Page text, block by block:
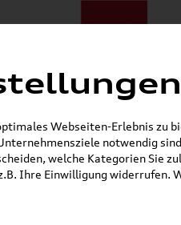
Öffnet in 7 Stunden, 54
Webseiten-Erlebnis zu
notwendig
welche Kategorien Sie
Ihre Einwilligung widerrufen.